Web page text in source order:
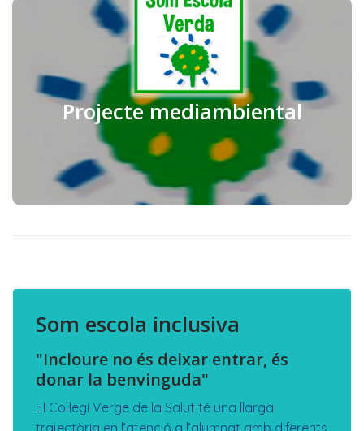
Projecte mediambiental
Projecte mediambiental
Som escola inclusiva
"Incloure no és deixar entrar, és
donar la benvinguda"
El Col·legi Verge de la Salut té una llarga